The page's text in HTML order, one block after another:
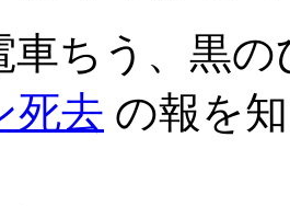
車ちう、黒
死去 の報を